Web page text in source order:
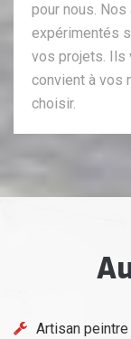
pour nous.
expérimentés
vos projets. Ils
convient à vos
choisir.
Artisan